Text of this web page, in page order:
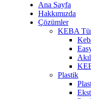
Ana Sayfa
Hakkımızda
Çözümler
KEBA
Plastik